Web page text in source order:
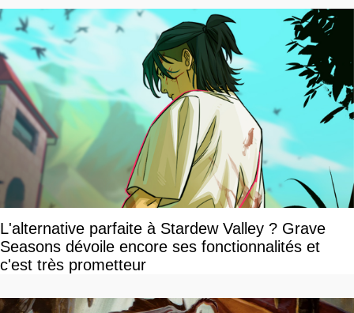
L'alternative parfaite à Stardew Valley ? Grave
Seasons dévoile encore ses fonctionnalités et
c'est très prometteur